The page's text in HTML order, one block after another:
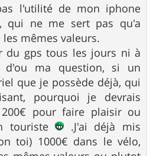
l'utilité de mon iphone
qui ne me sert pas qu'a
mêmes valeurs.
du gps tous les jours ni à
d'ou ma question, si un
que je possède déjà, qui
pourquoi je devrais
pour faire plaisir ou
touriste
.J'ai déjà mis
toi) 1000€ dans le vélo,